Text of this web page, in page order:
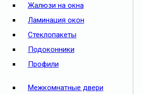
Жалюзи на окна
Ламинация окон
Стеклопакеты
Подоконники
Профили
Межкомнатные двери